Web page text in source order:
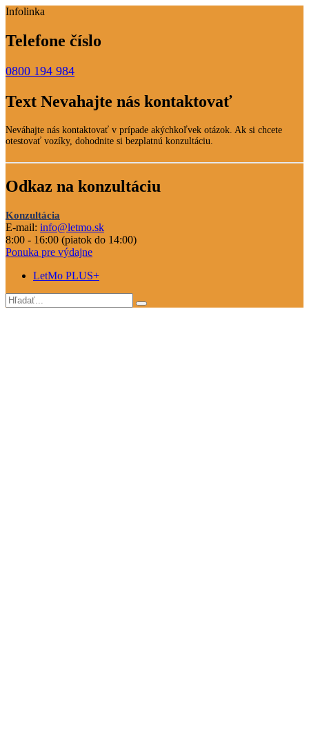
Infolinka
Telefone číslo
0800 194 984
Text Nevahajte nás kontaktovať
Neváhajte nás kontaktovať v prípade akýchkoľvek otázok. Ak si chcete
otestovať vozíky, dohodnite si bezplatnú konzultáciu.
Odkaz na konzultáciu
Konzultácia
E-mail: info@letmo.sk
8:00 - 16:00 (piatok do 14:00)
Ponuka pre výdajne
LetMo PLUS+